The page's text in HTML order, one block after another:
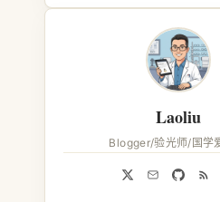
Laoliu
Blogger/验光师/国学